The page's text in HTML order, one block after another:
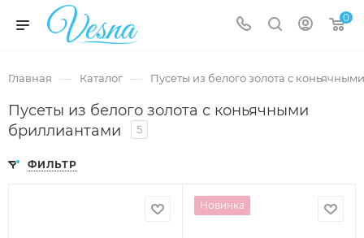
0
Главная — Каталог — Пусеты из белого золота с
Пусеты из белого золота с коньячными
бриллиантами
5
ФИЛЬТР
Новинка